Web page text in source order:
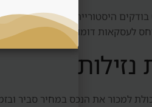
היסטוריית מסירות, איכות
לעסקאות דומות וזמן מכירה
למכור את הנכס במחיר סביר